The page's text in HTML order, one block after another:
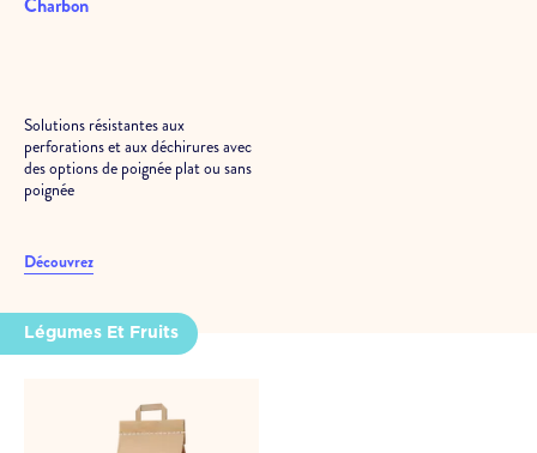
Solutions résistantes aux
perforations et aux déchirures avec
des options de poignée plat ou sans
poignée
Découvrez
Légumes Et Fruits